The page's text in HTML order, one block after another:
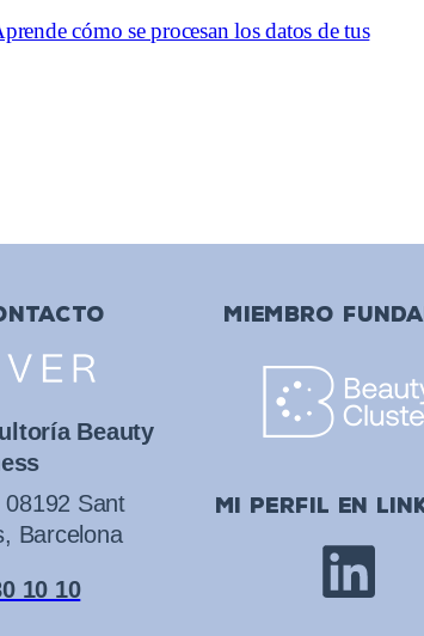
cómo se procesan los datos de tus
Beauty
Sant
Barcelona
10 10
MIEMBRO
mi perfil en